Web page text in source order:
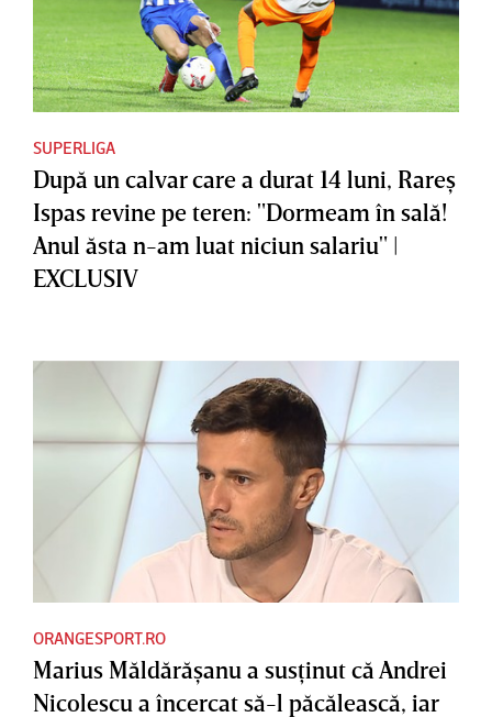
SUPERLIGA
După un calvar care a durat 14 luni, Rareş
Ispas revine pe teren: "Dormeam în sală!
Anul ăsta n-am luat niciun salariu" |
EXCLUSIV
ORANGESPORT.RO
Marius Măldărăşanu a susţinut că Andrei
Nicolescu a încercat să-l păcălească, iar